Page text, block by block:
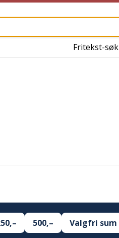
Fritekst-søk
500,– Valgfri sum